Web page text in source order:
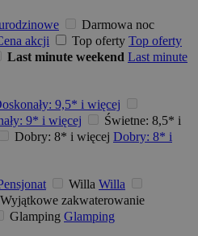
Darmowa noc
akcji Top oferty Top oferty
Last minute weekend Last minute
9,5* i więcej
9* i więcej
Świetne: 8,5* i
Dobry: 8* i więcej Dobry: 8* i
Willa Willa
Wyjątkowe zakwaterowanie
Glamping Glamping